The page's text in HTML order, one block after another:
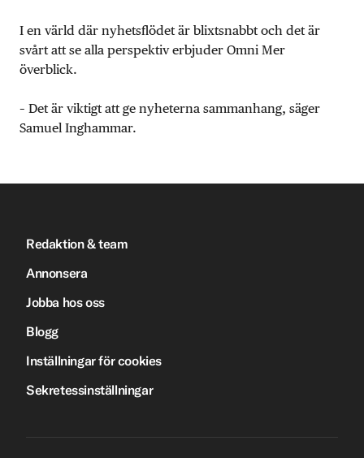
I en värld där nyhetsflödet är blixtsnabbt och det är
svårt att se alla perspektiv erbjuder Omni Mer
överblick.
– Det är viktigt att ge nyheterna sammanhang, säger
Samuel Inghammar.
Redaktion & team
Annonsera
Jobba hos oss
Blogg
Inställningar för cookies
Sekretessinställningar